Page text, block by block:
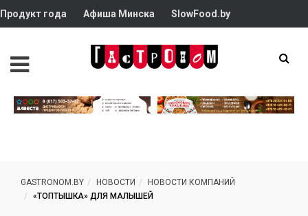
Продукт года Афиша Минска SlowFood.by
GASTRONOM.BY НОВОСТИ
НОВОСТИ КОМПАНИЙ
«ТОПТЫШКА» ДЛЯ МАЛЫШЕЙ